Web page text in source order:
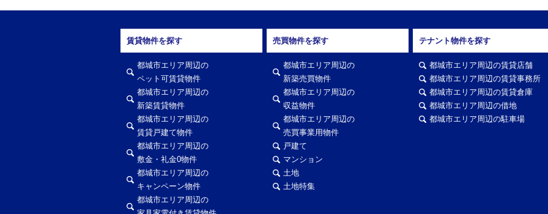
賃貸物件を探す
都城市エリア周辺の
ペット可賃貸物件
都城市エリア周辺の
新築賃貸物件
都城市エリア周辺の
賃貸戸建て物件
都城市エリア周辺の
敷金・礼金0物件
都城市エリア周辺の
キャンペーン物件
都城市エリア周辺の
売買物件を探す
都城市エリア周辺の
新築売買物件
都城市エリア周辺の
収益物件
都城市エリア周辺の
売買事業用物件
戸建て
マンション
土地
土地特集
テナント物件を探す
都城市エリア周辺の賃貸店舗
都城市エリア周辺の賃貸事務所
都城市エリア周辺の賃貸倉庫
都城市エリア周辺の借地
都城市エリア周辺の駐車場